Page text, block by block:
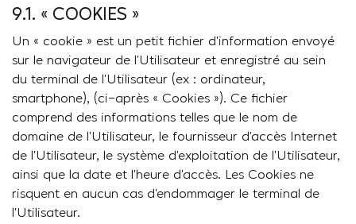
9.1. « COOKIES »
Un « cookie » est un petit fichier d’information envoyé
sur le navigateur de l’Utilisateur et enregistré au sein
du terminal de l’Utilisateur (ex : ordinateur,
smartphone), (ci-après « Cookies »). Ce fichier
comprend des informations telles que le nom de
domaine de l’Utilisateur, le fournisseur d’accès Internet
de l’Utilisateur, le système d’exploitation de l’Utilisateur,
ainsi que la date et l’heure d’accès. Les Cookies ne
risquent en aucun cas d’endommager le terminal de
l’Utilisateur.